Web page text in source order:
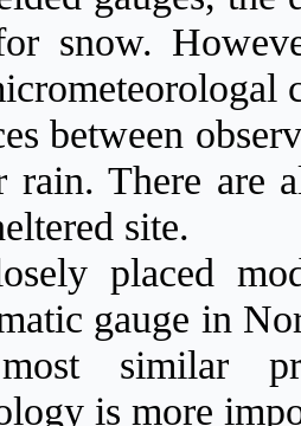
snow.
between
rain. There are
site.
placed
gauge in
similar
is more